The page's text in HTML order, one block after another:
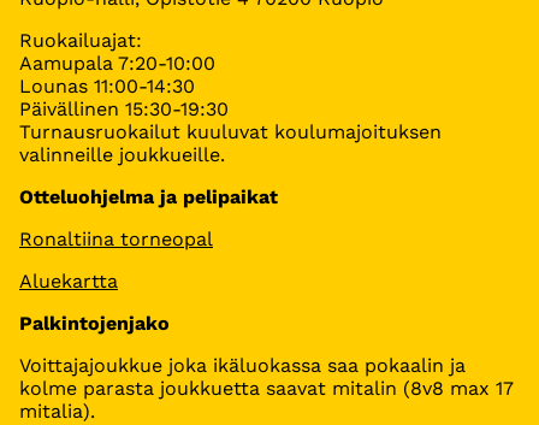
Ruokailuajat:
Aamupala 7:20-10:00
Lounas 11:00-14:30
Päivällinen 15:30-19:30
Turnausruokailut kuuluvat koulumajoituksen
valinneille joukkueille.
Otteluohjelma ja pelipaikat
Ronaltiina torneopal
Aluekartta
Palkintojenjako
Voittajajoukkue joka ikäluokassa saa pokaalin ja
kolme parasta joukkuetta saavat mitalin (8v8 max 17
mitalia).